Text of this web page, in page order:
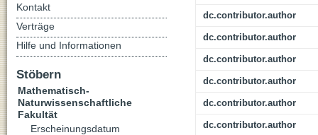
dc.contributor.author
dc.contributor.author
dc.contributor.author
dc.contributor.author
dc.contributor.author
dc.contributor.author
Kontakt
Verträge
Hilfe und Informationen
Stöbern
Mathematisch-
Naturwissenschaftliche
Fakultät
Erscheinungsdatum